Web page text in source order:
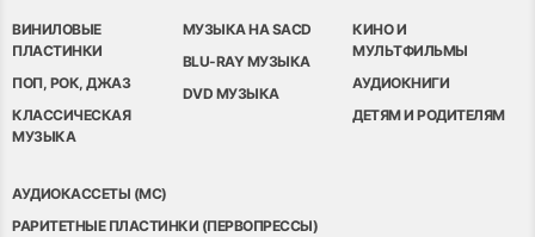
ВИНИЛОВЫЕ
ПЛАСТИНКИ
ПОП, РОК, ДЖАЗ
КЛАССИЧЕСКАЯ
МУЗЫКА
МУЗЫКА НА SACD
BLU-RAY МУЗЫКА
DVD МУЗЫКА
КИНО И
МУЛЬТФИЛЬМЫ
АУДИОКНИГИ
ДЕТЯМ И РОДИТЕЛЯМ
АУДИОКАССЕТЫ (MC)
РАРИТЕТНЫЕ ПЛАСТИНКИ (ПЕРВОПРЕССЫ)